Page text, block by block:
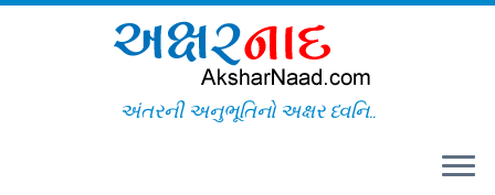
અંતરની અનુભૂતિનો અક્ષર ધ્વનિ..